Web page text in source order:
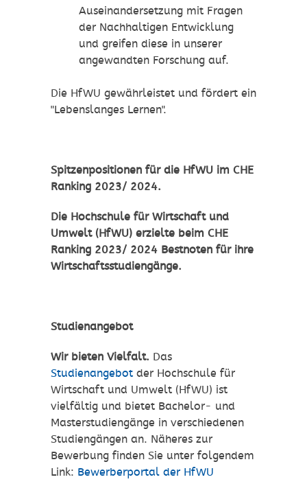
Auseinandersetzung mit Fragen
der Nachhaltigen Entwicklung
und greifen diese in unserer
angewandten Forschung auf.
Die HfWU gewährleistet und fördert ein
"Lebenslanges Lernen".
Spitzenpositionen für die HfWU im CHE
Ranking 2023/ 2024.
Die Hochschule für Wirtschaft und
Umwelt (HfWU) erzielte beim CHE
Ranking 2023/ 2024 Bestnoten für ihre
Wirtschaftsstudiengänge.
Studienangebot
Wir bieten Vielfalt. Das
Studienangebot der Hochschule für
Wirtschaft und Umwelt (HfWU) ist
vielfältig und bietet Bachelor- und
Masterstudiengänge in verschiedenen
Studiengängen an. Näheres zur
Bewerbung finden Sie unter folgendem
Link: Bewerberportal der HfWU